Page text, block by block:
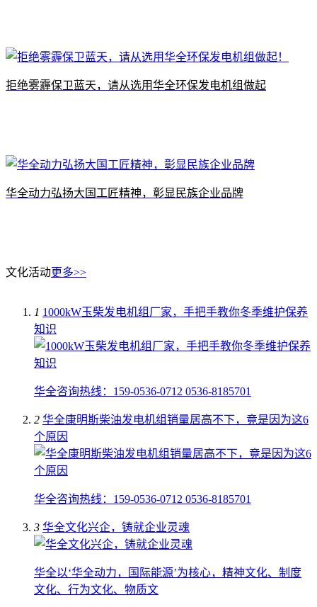
拒绝雾霾保卫蓝天，请从选用华全环保发电机组做起
华全动力弘扬大国工匠精神，彰显民族企业品牌
文化活动更多>>
1 1000kW玉柴发电机组厂家，手把手教你冬季维护保养
知识
华全咨询热线：159-0536-0712 0536-8185701
2 华全康明斯柴油发电机组销量居高不下，竟是因为这6
个原因
华全咨询热线：159-0536-0712 0536-8185701
3 华全文化兴企，铸就企业灵魂
华全以‘华全动力，国际能源’为核心，精神文化、制度
文化、行为文化、物质文